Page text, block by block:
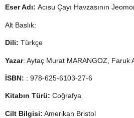
Eser Adı: Acısu Çayı Havzasının
Alt Baslık:
Dili: Türkçe
Yazar: Aytaç Murat MARANGOZ, Faruk
İSBN: : 978-625-6103-27-6
Kitabın Türü: Coğrafya
Cilt Bilgisi: Amerikan Bristol